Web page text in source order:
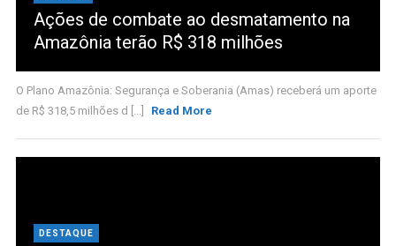
Ações de combate ao desmatamento na
Amazônia terão R$ 318 milhões
O Plano Amazônia: Segurança e Soberania (Amas) receberá um aporte
de R$ 318,5 milhões d [...]
Read More
DESTAQUE